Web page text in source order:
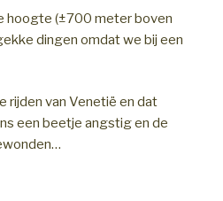
hoogte (±700 meter boven
dingen omdat we bij een
rijden van Venetië en dat
een beetje angstig en de